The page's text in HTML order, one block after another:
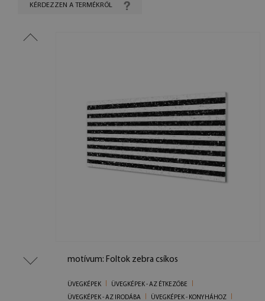
KÉRDEZZEN A TERMÉKRŐL
motívum: Foltok zebra csíkos
ÜVEGKÉPEK
ÜVEGKÉPEK - AZ ÉTKEZŐBE
ÜVEGKÉPEK - AZ IRODÁBA
ÜVEGKÉPEK - KONYHÁHOZ